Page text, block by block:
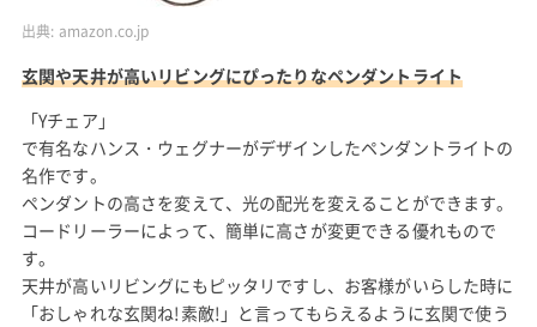
出典: amazon.co.jp
玄関や天井が高いリビングにぴったりなペンダントライト
「Yチェア 」
で有名なハンス・ウェグナーがデザインしたペンダントライトの
名作です。
ペンダントの高さを変えて、光の配光を変えることができます。
コードリーラーによって、簡単に高さが変更できる優れもので
す。
天井が高いリビングにもピッタリですし、お客様がいらした時に
「おしゃれな玄関ね!素敵!」と言ってもらえるように玄関で使う